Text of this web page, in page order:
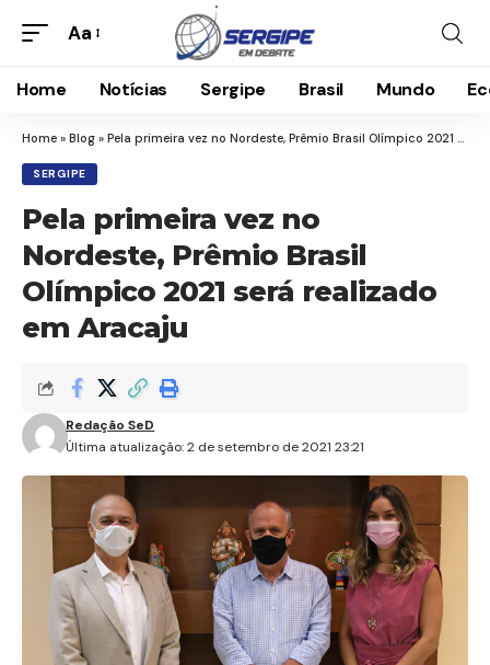
Aa
Home Notícias Sergipe Brasil Mundo
Home » Blog » Pela primeira vez no Nordeste, Prêmio Brasil Olímpico 2021 será realizado em Aracaju
SERGIPE
Pela primeira vez no
Nordeste, Prêmio Brasil
Olímpico 2021 será realizado
em Aracaju
Última atualização: 2 de setembro de 2021 23:21
Redação SeD